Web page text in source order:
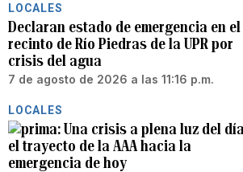
LOCALES
Declaran estado de emergencia en el
recinto de Río Piedras de la UPR por
crisis del agua
7 de agosto de 2026 a las 11:16 p.m.
LOCALES
Una crisis a plena luz del
el trayecto de la AAA hacia la
emergencia de hoy